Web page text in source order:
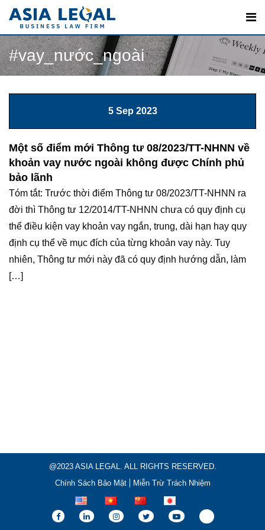
#vay_nước_ngoài
5 Sep 2023
Một số điểm mới Thông tư 08/2023/TT-NHNN về
khoản vay nước ngoài không được Chính phủ
bảo lãnh
Tóm tắt: Trước thời điểm Thông tư 08/2023/TT-NHNN ra
đời thì Thông tư 12/2014/TT-NHNN chưa có quy định cụ
thể điều kiện vay khoản vay ngắn, trung, dài hạn hay quy
định cụ thể về mục đích của từng khoản vay này. Tuy
nhiên, Thông tư mới này đã có quy định hướng dẫn, làm
[…]
@2023 ASIA LEGAL. ALL RIGHTS RESERVED.
Chính Sách Bảo Mật
Miễn Trừ Trách Nhiệm